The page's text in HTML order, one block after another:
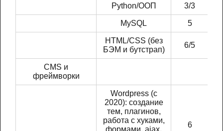
Python/ООП 3/3
MySQL 5
HTML/CSS (без
БЭМ и бутстрап)
6/5
CMS и
фреймворки
Wordpress (с
2020): создание
тем, плагинов,
работа с хуками,
формами, ajax,
6